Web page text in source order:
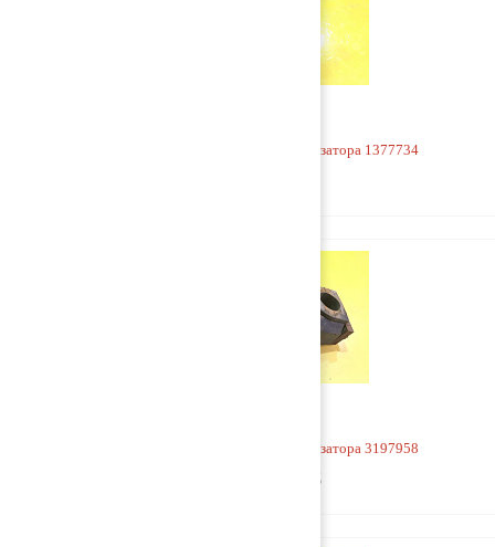
Кронштейн заднего стабилизатора 1377734
Кронштейн заднего стабилизатора 3197958
1 500 руб